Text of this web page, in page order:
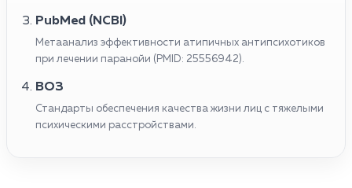
PubMed (NCBI)
Метаанализ эффективности атипичных антипсихотиков
при лечении паранойи (PMID: 25556942).
ВОЗ
Стандарты обеспечения качества жизни лиц с тяжелыми
психическими расстройствами.